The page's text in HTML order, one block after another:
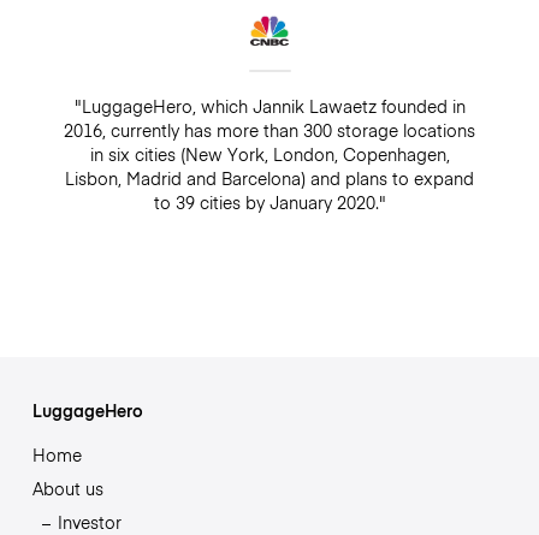
"LuggageHero, which Jannik Lawaetz founded in
2016, currently has more than 300 storage locations
in six cities (New York, London, Copenhagen,
Lisbon, Madrid and Barcelona) and plans to expand
to 39 cities by January 2020."
LuggageHero
Home
About us
Investor